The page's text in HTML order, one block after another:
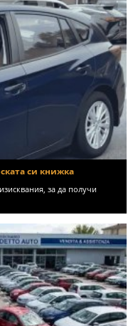
си книжка
за да получи